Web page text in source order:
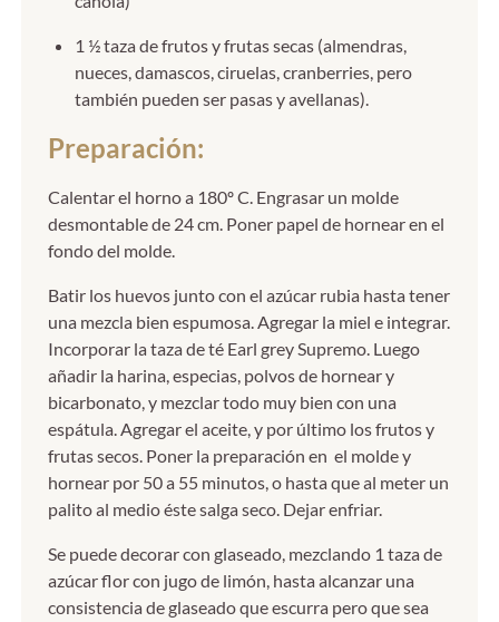
1 ½ taza de frutos y frutas secas (almendras,
nueces, damascos, ciruelas, cranberries, pero
también pueden ser pasas y avellanas).
Preparación:
Calentar el horno a 180º C. Engrasar un molde
desmontable de 24 cm. Poner papel de hornear en el
fondo del molde.
Batir los huevos junto con el azúcar rubia hasta tener
una mezcla bien espumosa. Agregar la miel e integrar.
Incorporar la taza de té Earl grey Supremo. Luego
añadir la harina, especias, polvos de hornear y
bicarbonato, y mezclar todo muy bien con una
espátula. Agregar el aceite, y por último los frutos y
frutas secos. Poner la preparación en el molde y
hornear por 50 a 55 minutos, o hasta que al meter un
palito al medio éste salga seco. Dejar enfriar.
Se puede decorar con glaseado, mezclando 1 taza de
azúcar flor con jugo de limón, hasta alcanzar una
consistencia de glaseado que escurra pero que sea